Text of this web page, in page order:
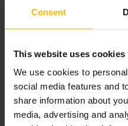
Consent
This website uses cookies
We use cookies to
social media features and
share information about
media, advertising and
ND, UK
Aux
4,4